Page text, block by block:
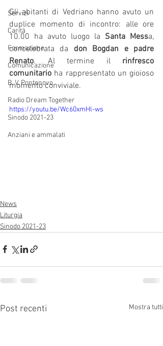
Servizi
Carità
Formazione
Comunicazione
B. V. Pontenovo
Radio Dream Together
Sinodo 2021-23
Anziani e ammalati
Gli abitanti di Vedriano hanno avuto un
duplice momento di incontro: alle ore
10.00 ha avuto luogo la Santa Messa,
concelebrata da don Bogdan e padre
Renato. Al termine il rinfresco
comunitario ha rappresentato un gioioso
momento conviviale.
https://youtu.be/Wc60xmHl-ws
News
Liturgia
Sinodo 2021-23
Post recenti Mostra tutti